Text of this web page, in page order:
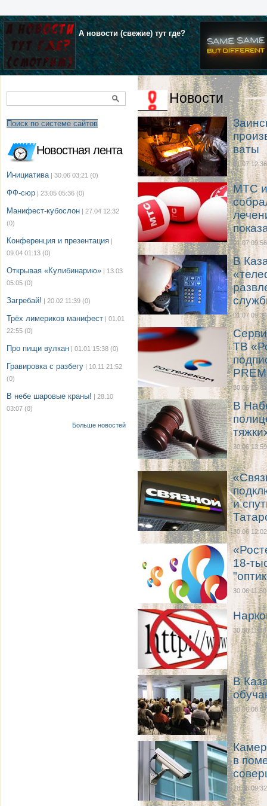
А новости (свежие) тут где?
Поиск по системе сайтов
Новостная лента
Инициатива | 30.06 03:21 (0)
ФФ-сюр | 23.05 05:36 (0)
Манифест-кубослон | 27.04 12:32
(0)
Конференция и презентация |
09.04 01:13 (0)
Открывая «Кулибинарию» | 13.03
05:05 (0)
Загребай! | 20.02 11:39 (0)
Трёх лимериков манифест | 01.01
22:55 (0)
Про пищи вулкан | 01.01 15:38 (0)
Гравировка с разбегу | 10.11 21:52
(0)
В небе шаровые краны! | 28.10
03:07 (0)
Больше новостей
Новости
ваты
01.07 12:36
МТС и
01.07 09:56
В
01.07 09:34
ТВ
30.06 15:01
В
30.06 13:59
и
30.06 12:02
18-
30.06 11:50
30.06 11:48
В
30.06 08:57
в
28.06 09:32